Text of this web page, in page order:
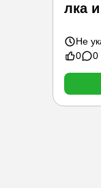
лка
Не
0
0